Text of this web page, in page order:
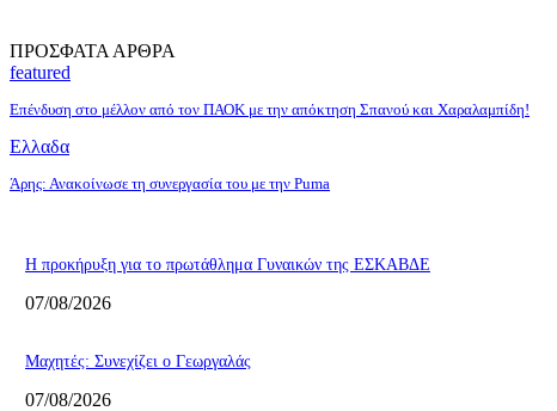
ΠΡΟΣΦΑΤΑ ΑΡΘΡΑ
featured
Επένδυση στο μέλλον από τον ΠΑΟΚ με την απόκτηση Σπανού και Χαραλαμπίδη!
Ελλαδα
Άρης: Ανακοίνωσε τη συνεργασία του με την Puma
Η προκήρυξη για το πρωτάθλημα Γυναικών της ΕΣΚΑΒΔΕ
07/08/2026
Mαχητές: Συνεχίζει ο Γεωργαλάς
07/08/2026